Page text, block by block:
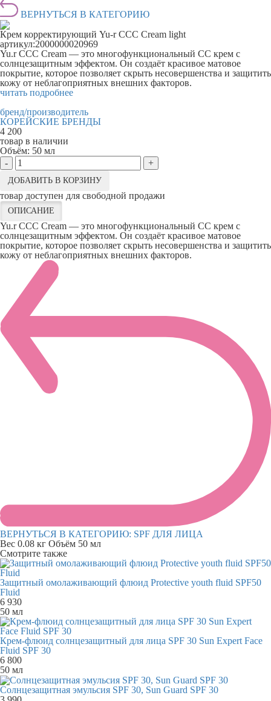
ВЕРНУТЬСЯ В КАТЕГОРИЮ
Крем корректирующий Yu-r ССС Cream light
артикул:2000000020969
Yu.r CCC Cream — это многофункциональный СС крем с
солнцезащитным эффектом. Он создаёт красивое матовое
покрытие, которое позволяет скрыть несовершенства и защитить
кожу от неблагоприятных внешних факторов.
читать подробнее
бренд/производитель
КОРЕЙСКИЕ БРЕНДЫ
4 200
товар в наличии
Объём: 50 мл
-
+
ДОБАВИТЬ В КОРЗИНУ
товар доступен для свободной продажи
ОПИСАНИЕ
Yu.r CCC Cream — это многофункциональный СС крем с
солнцезащитным эффектом. Он создаёт красивое матовое
покрытие, которое позволяет скрыть несовершенства и защитить
кожу от неблагоприятных внешних факторов.
ВЕРНУТЬСЯ В КАТЕГОРИЮ: SPF ДЛЯ ЛИЦА
Вес 0.08 кг Объём 50 мл
Смотрите также
Защитный омолаживающий флюид Protective youth fluid SPF50
Fluid
6 930
50 мл
Крем-флюид солнцезащитный для лица SPF 30 Sun Expert Face
Fluid SPF 30
6 800
50 мл
Солнцезащитная эмульсия SPF 30, Sun Guard SPF 30